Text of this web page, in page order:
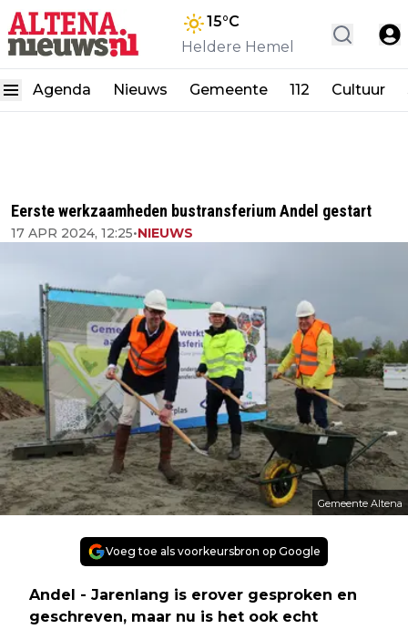
15°C
Heldere Hemel
Agenda Nieuws Gemeente 112 Cultuur
Eerste werkzaamheden bustransferium Andel gestart
17 APR 2024, 12:25•NIEUWS
Gemeente Altena
Voeg toe als voorkeursbron op Google
Andel - Jarenlang is erover gesproken en
geschreven, maar nu is het ook echt